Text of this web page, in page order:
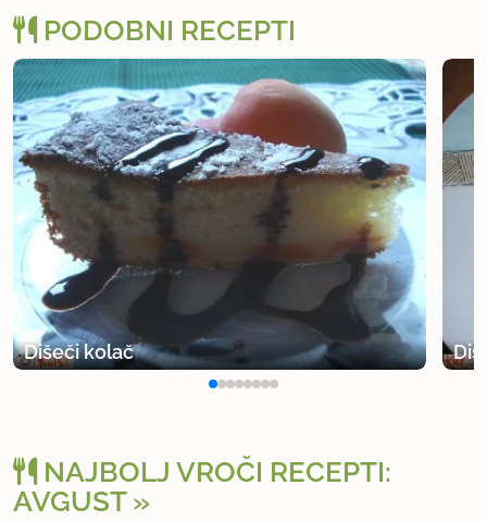
PODOBNI RECEPTI
Dišeči kolač
NAJBOLJ VROČI RECEPTI:
AVGUST